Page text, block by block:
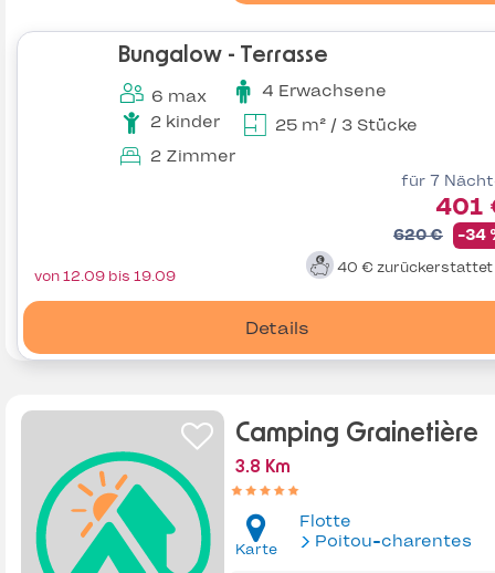
Bungalow - Terrasse
6 max
4 Erwachsene
2 kinder
25 m² / 3 Stücke
2 Zimmer
für 7
401
620 € -34
40 € zurückerstattet
Details
von 12.09 bis 19.09
Camping Grainetière
3.8 Km
Karte
Flotte
Poitou-charentes